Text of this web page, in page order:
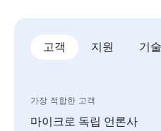
고객 지원 기술
가장 적합한 고객
마이크로 독립 언론사